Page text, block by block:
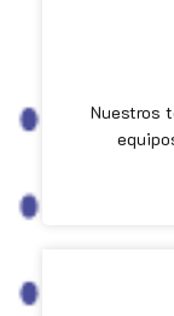
Nuestros